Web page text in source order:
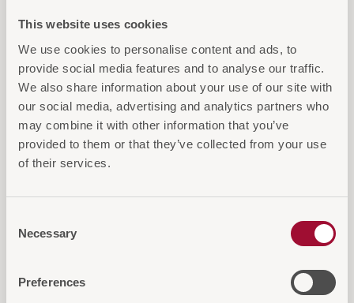
This website uses cookies
We use cookies to personalise content and ads, to
provide social media features and to analyse our traffic.
We also share information about your use of our site with
our social media, advertising and analytics partners who
may combine it with other information that you’ve
provided to them or that they’ve collected from your use
of their services.
Selection
Necessary
Preferences
IN DEN WARENKORB
AUF DIE ANFRAGELISTE